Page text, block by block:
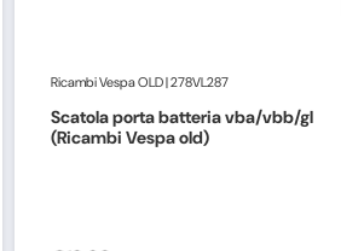
Ricambi Vespa OLD|278VL287
Scatola porta batteria vba/vbb/gl
(Ricambi Vespa old)